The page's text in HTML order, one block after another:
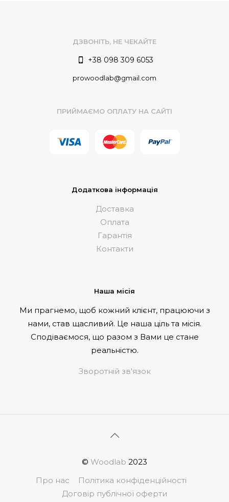
ДЗВОНІТЬ, НЕ ЧЕКАЙТЕ
+38 098 309 6053
prowoodlab@gmail.com
ПРИЙМАЄМО ОПЛАТУ НА САЙТІ
Додаткова інформація
Доставка
Оплата
Гарантія
Контакти
Наша місія
Ми прагнемо, щоб кожний клієнт, працюючи з
нами, став щасливий. Це наша ціль та місія.
Сподіваємося, що разом з Вами це стане
реальністю.
Зворотній зв'язок
© Woodlab 2023
Про нас
Політика конфіденційності
Договір публічної оферти